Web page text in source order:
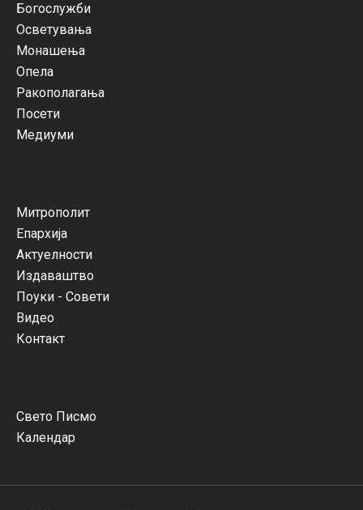
Богослужби
Осветувања
Монашења
Опела
Ракополагања
Посети
Медиуми
Митрополит
Епархија
Актуелности
Издаваштво
Поуки - Совети
Видео
Контакт
Свето Писмо
Календар